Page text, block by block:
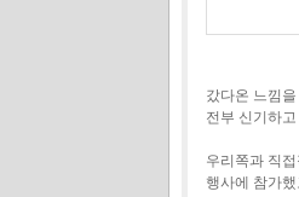
갔다온 느낌
전부 신기하
우리쪽과 직
행사에 참가